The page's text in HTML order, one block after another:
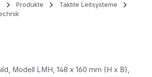
Produkte
Taktile Leitsysteme